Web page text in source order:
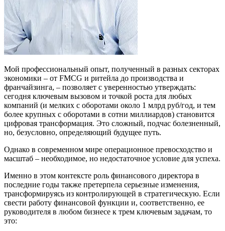
Мой профессиональный опыт, полученный в разных секторах
экономики – от FMCG и ритейла до производства и
франчайзинга, – позволяет с уверенностью утверждать:
сегодня ключевым вызовом и точкой роста для любых
компаний (и мелких с оборотами около 1 млрд руб/год, и тем
более крупных с оборотами в сотни миллиардов) становится
цифровая трансформация. Это сложный, подчас болезненный,
но, безусловно, определяющий будущее путь.
Однако в современном мире операционное превосходство и
масштаб – необходимое, но недостаточное условие для успеха.
Именно в этом контексте роль финансового директора в
последние годы также претерпела серьезные изменения,
трансформируясь из контролирующей в стратегическую. Если
свести работу финансовой функции и, соответственно, ее
руководителя в любом бизнесе к трем ключевым задачам, то
это: